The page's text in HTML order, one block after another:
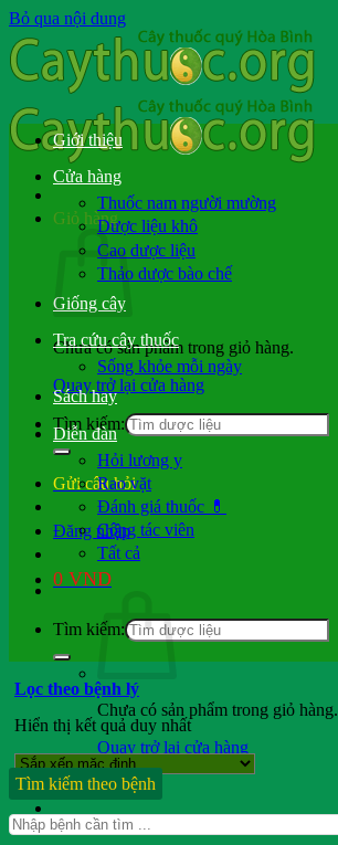
Bỏ qua nội dung
Giỏ hàng
Chưa có sản phẩm trong giỏ hàng.
Quay trở lại cửa hàng
Tìm kiếm:
Gửi câu hỏi
Đăng nhập
0 VND
Chưa có sản phẩm trong giỏ hàng.
Quay trở lại cửa hàng
Hỏi b.sĩ
Giới thiệu
Cửa hàng
Thuốc nam người mường
Dược liệu khô
Cao dược liệu
Thảo dược bào chế
Giống cây
Tra cứu cây thuốc
Sống khỏe mỗi ngày
Sách hay
Diễn đàn
Hỏi lương y
Rao vặt
Đánh giá thuốc 💊
Cộng tác viên
Tất cả
Tìm kiếm:
Lọc theo bệnh lý
Hiển thị kết quả duy nhất
Tìm kiếm theo bệnh